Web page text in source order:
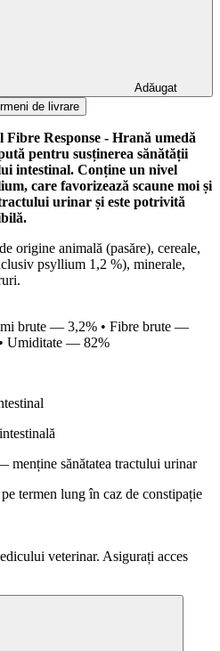
Adăugat
de livrare
Response - Hrană umedă
pentru susținerea sănătății
intestinal. Conține un nivel
care favorizează scaune moi și
urinar și este potrivită
origine animală (pasăre), cereale,
psyllium 1,2 %), minerale,
brute — 3,2% • Fibre brute —
Umiditate — 82%
sănătatea tractului urinar
termen lung în caz de constipație
veterinar. Asigurați acces